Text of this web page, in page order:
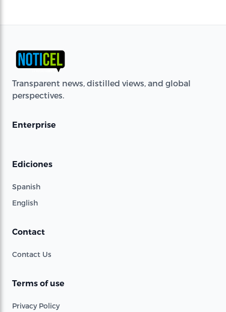
Transparent news, distilled views, and global
perspectives.
Enterprise
Ediciones
Spanish
English
Contact
Contact Us
Terms of use
Privacy Policy